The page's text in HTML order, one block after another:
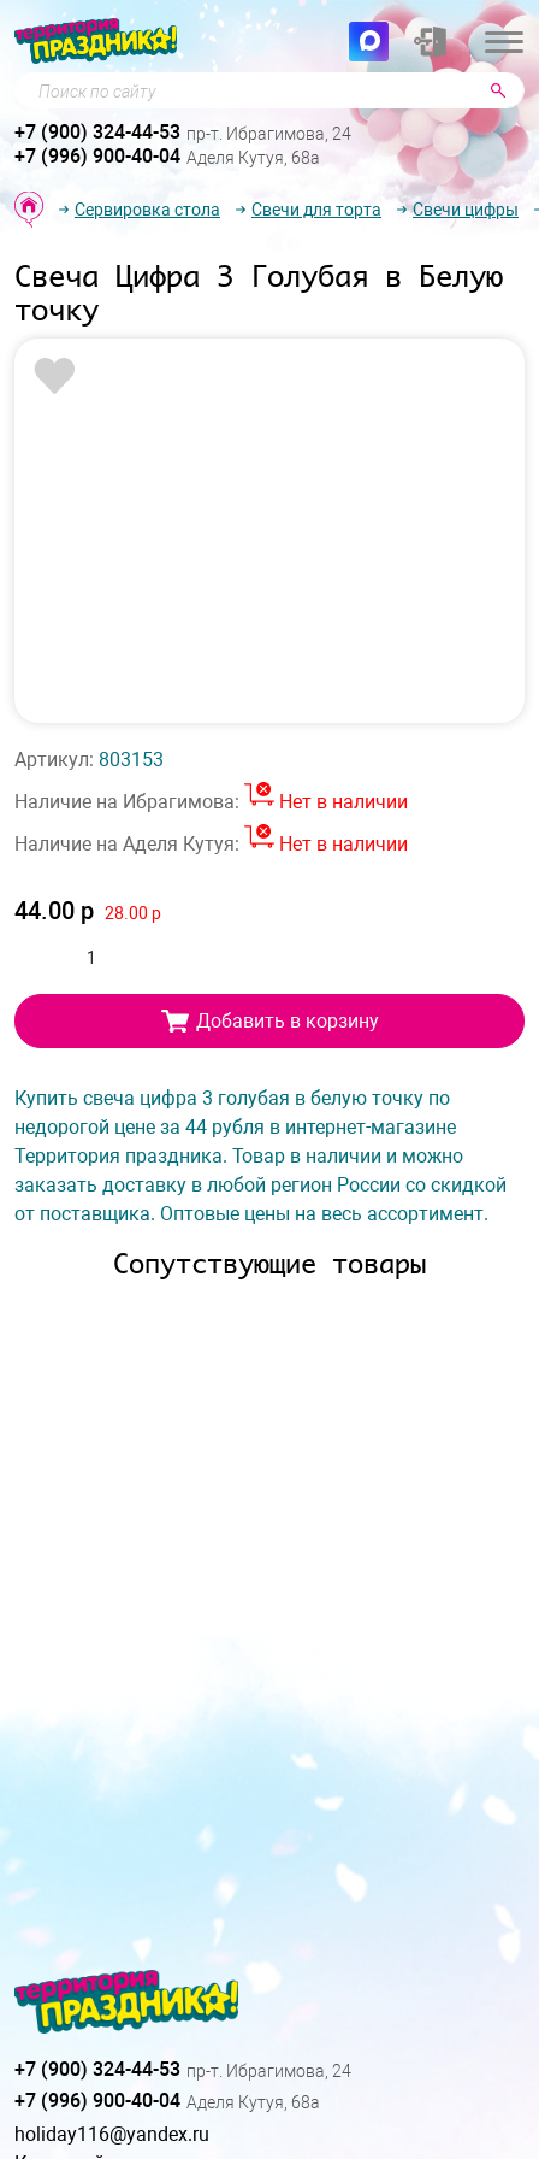
Поиск по сайту
+7 (900) 324-44-53 пр-т. Ибрагимова, 24
+7 (996) 900-40-04 Аделя Кутуя, 68а
Сервировка стола Свечи для торта Свечи цифры
Свеча Цифра 3 Голубая в Белую
точку
Артикул: 803153
Наличие на Ибрагимова:
Нет в наличии
Наличие на Аделя Кутуя:
Нет в наличии
44.00 р 28.00 р
Добавить в корзину
Купить свеча цифра 3 голубая в белую точку по
недорогой цене за 44 рубля в интернет-магазине
Территория праздника. Товар в наличии и можно
заказать доставку в любой регион России со скидкой
от поставщика. Оптовые цены на весь ассортимент.
Сопутствующие товары
+7 (900) 324-44-53 пр-т. Ибрагимова, 24
+7 (996) 900-40-04 Аделя Кутуя, 68а
holiday116@yandex.ru